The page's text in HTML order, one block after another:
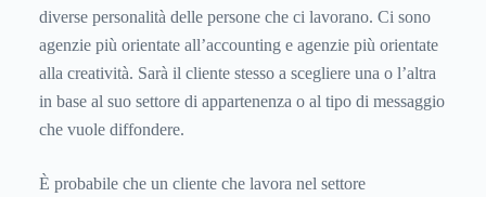
diverse personalità delle persone che ci lavorano. Ci sono
agenzie più orientate all’accounting e agenzie più orientate
alla creatività. Sarà il cliente stesso a scegliere una o l’altra
in base al suo settore di appartenenza o al tipo di messaggio
che vuole diffondere.
È probabile che un cliente che lavora nel settore